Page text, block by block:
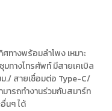
ทางพร้อมลำโพง เหมาะ
ทางโทรศัพท์ มีสายเคเบิล
ม./ สายเชื่อมต่อ Type-C/
ารถทำงานร่วมกับสมาร์ท
นๆ ได้